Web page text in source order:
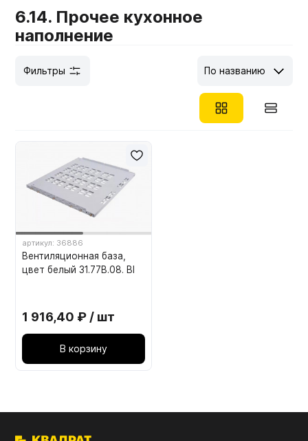
6.14. Прочее кухонное
наполнение
По названию
Фильтры
артикул: 36886
Вентиляционная база,
цвет белый 31.77В.08. BI
1 916,40 ₽ / шт
В корзину